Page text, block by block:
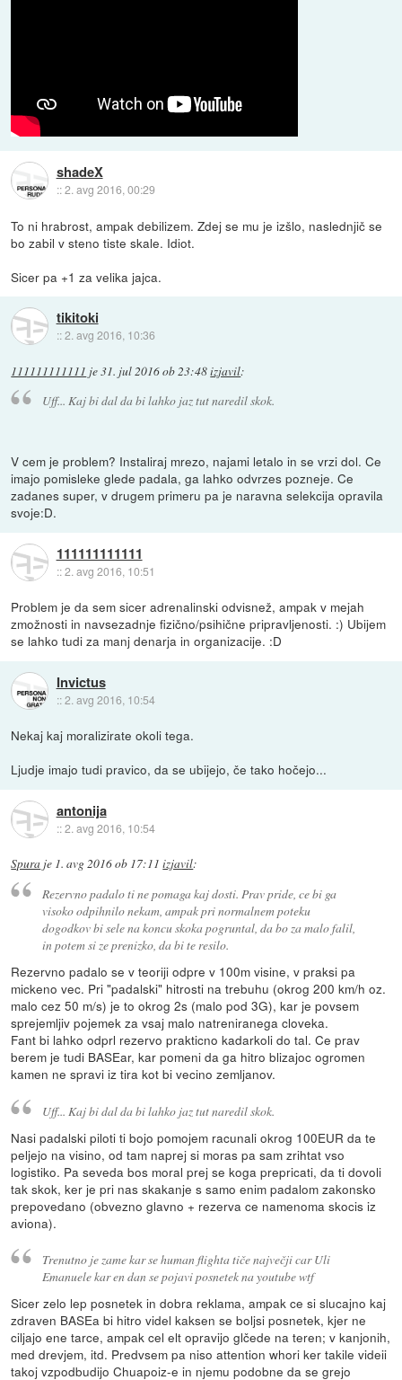
shadeX
::2. avg 2016, 00:29
To ni hrabrost, ampak debilizem. Zdej se mu je izšlo, naslednjič se
bo zabil v steno tiste skale. Idiot.
Sicer pa +1 za velika jajca.
tikitoki
::2. avg 2016, 10:36
111111111111 je31. jul 2016 ob 23:48izjavil:
Uff... Kaj bi dal da bi lahko jaz tut naredil skok.
V cem je problem? Instaliraj mrezo, najami letalo in se vrzi dol. Ce
imajo pomisleke glede padala, ga lahko odvrzes pozneje. Ce
zadanes super, v drugem primeru pa je naravna selekcija opravila
svoje:D.
111111111111
::2. avg 2016, 10:51
Problem je da sem sicer adrenalinski odvisnež, ampak v mejah
zmožnosti in navsezadnje fizično/psihične pripravljenosti. :) Ubijem
se lahko tudi za manj denarja in organizacije. :D
Invictus
::2. avg 2016, 10:54
Nekaj kaj moralizirate okoli tega.
Ljudje imajo tudi pravico, da se ubijejo, če tako hočejo...
antonija
::2. avg 2016, 10:54
Spura je 1. avg 2016 ob 17:11 izjavil:
Rezervno padalo ti ne pomaga kaj dosti. Prav pride, ce bi ga
visoko odpihnilo nekam, ampak pri normalnem poteku
dogodkov bi sele na koncu skoka pogruntal, da bo za malo falil,
in potem si ze prenizko, da bi te resilo.
Rezervno padalo se v teoriji odpre v 100m visine, v praksi pa
mickeno vec. Pri "padalski" hitrosti na trebuhu (okrog 200 km/h oz.
malo cez 50 m/s) je to okrog 2s (malo pod 3G), kar je povsem
sprejemljiv pojemek za vsaj malo natreniranega cloveka.
Fant bi lahko odprl rezervo prakticno kadarkoli do tal. Ce prav
berem je tudi BASEar, kar pomeni da ga hitro blizajoc ogromen
kamen ne spravi iz tira kot bi vecino zemljanov.
Uff... Kaj bi dal da bi lahko jaz tut naredil skok.
Nasi padalski piloti ti bojo pomojem racunali okrog 100EUR da te
peljejo na visino, od tam naprej si moras pa sam zrihtat vso
logistiko. Pa seveda bos moral prej se koga prepricati, da ti dovoli
tak skok, ker je pri nas skakanje s samo enim padalom zakonsko
prepovedano (obvezno glavno + rezerva ce namenoma skocis iz
aviona).
Trenutno je zame kar se human flighta tiče največji car Uli
Emanuele kar en dan se pojavi posnetek na youtube wtf
Sicer zelo lep posnetek in dobra reklama, ampak ce si slucajno kaj
zdraven BASEa bi hitro videl kaksen se boljsi posnetek, kjer ne
ciljajo ene tarce, ampak cel elt opravijo glčede na teren; v kanjonih,
med drevjem, itd. Predvsem pa niso attention whori ker takile videii
takoj vzpodbudijo Chuapoiz-e in njemu podobne da se grejo